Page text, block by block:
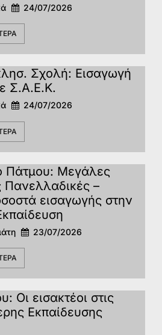
24/07/2026
Σχολή: Εισαγωγή
Σ.Α.Ε.Κ.
24/07/2026
Πάτμου: Μεγάλες
Πανελλαδικές –
εισαγωγής στην
23/07/2026
Οι εισακτέοι στις
Εκπαίδευσης